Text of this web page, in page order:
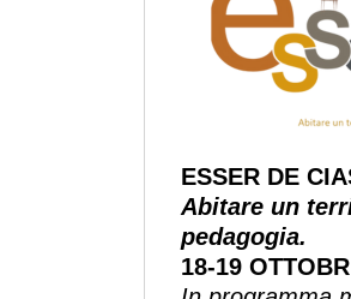
ESSER DE
Abitare un
pedagogia.
18-19